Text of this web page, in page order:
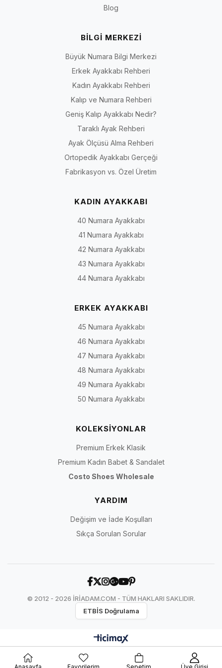
bir arada isteyen kullanıcılar için uygundur.
45 Numara Erkek Ayakkabı
46 Numara Erkek Ayakkabı
47 Numara Erkek Ayakkabı
48 Numara Erkek Ayakkabı
49 Numara Erkek Ayakkabı
50 Numara Erkek Ayakkabı
Blog
BİLGİ MERKEZİ
Büyük Numara Bilgi Merkezi
Erkek Ayakkabı Rehberi
Kadın Ayakkabı Rehberi
Kalıp ve Numara Rehberi
Geniş Kalıp Ayakkabı Nedir?
Taraklı Ayak Rehberi
Ayak Ölçüsü Alma Rehberi
Ortopedik Ayakkabı Gerçeği
Fabrikasyon vs. Özel Üretim
KADIN AYAKKABI
40 Numara Ayakkabı
41 Numara Ayakkabı
42 Numara Ayakkabı
43 Numara Ayakkabı
44 Numara Ayakkabı
ERKEK AYAKKABI
45 Numara Ayakkabı
46 Numara Ayakkabı
47 Numara Ayakkabı
48 Numara Ayakkabı
49 Numara Ayakkabı
50 Numara Ayakkabı
KOLEKSİYONLAR
Premium Erkek Klasik
Premium Kadın Babet & Sandalet
Costo Shoes Wholesale
YARDIM
Değişim ve İade Koşulları
Sıkça Sorulan Sorular
© 2012 - 2026 İRİADAM.COM - TÜM HAKLARI SAKLIDIR.
ETBİS Doğrulama